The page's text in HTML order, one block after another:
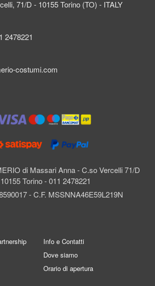
di Massari Anna - C.so Vercelli 71/D
Torino - 011 2478221
- C.F. MSSNNA46E59L219N
71/D - 10155 Torino (TO) - ITALY
2478221
costumi.com
Info e Contatti
Dove siamo
Orario di apertura